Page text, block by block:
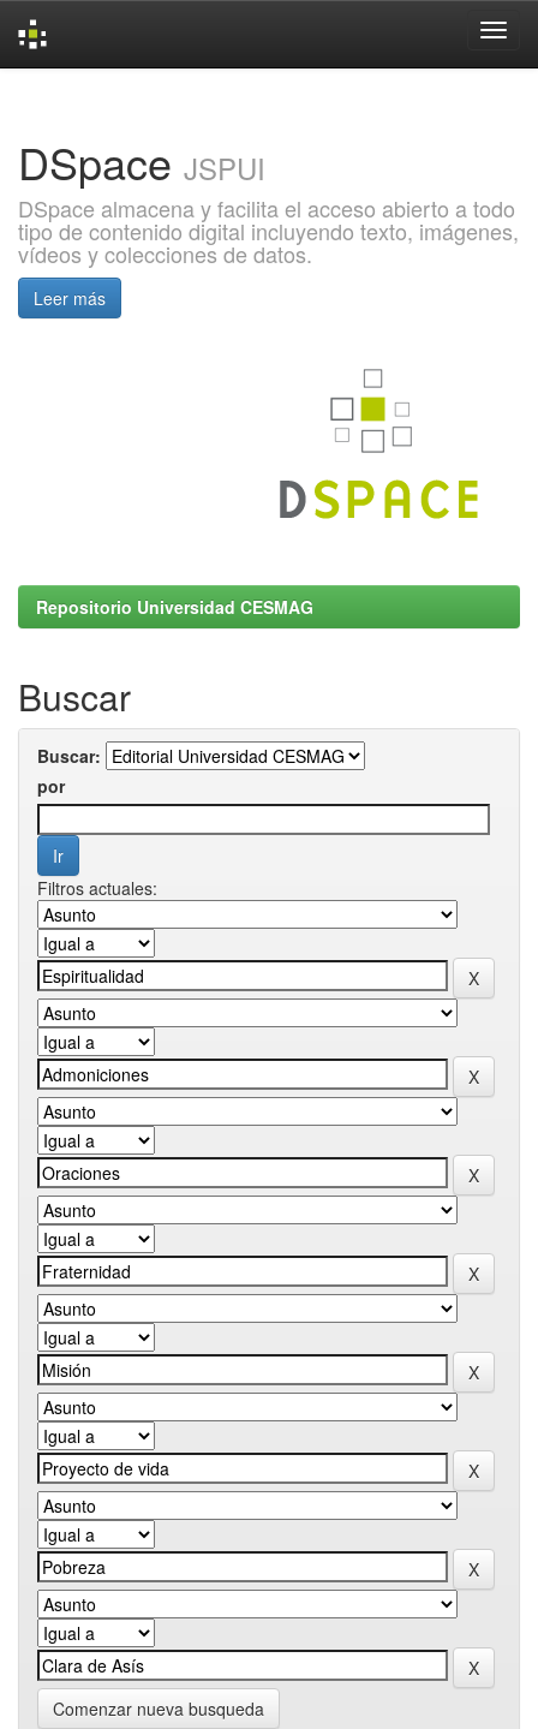
DSpace JSPUI
DSpace almacena y facilita el acceso abierto a todo
tipo de contenido digital incluyendo texto, imágenes,
vídeos y colecciones de datos.
Leer más
Repositorio Universidad CESMAG
Buscar
Buscar:
por
Filtros actuales:
Comenzar nueva busqueda